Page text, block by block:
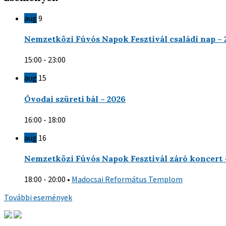
aug 9
Nemzetközi Fúvós Napok Fesztivál családi nap –
15:00 - 23:00
aug 15
Óvodai szüreti bál – 2026
16:00 - 18:00
aug 16
Nemzetközi Fúvós Napok Fesztivál záró koncert
18:00 - 20:00 • Madocsai Református Templom
További események